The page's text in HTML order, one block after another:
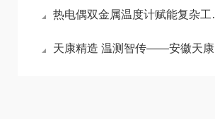
热电偶双金属温度计赋能复杂工况精准管控
天康精造 温测智传——安徽天康远传双金属温度计赋能工业精准测控